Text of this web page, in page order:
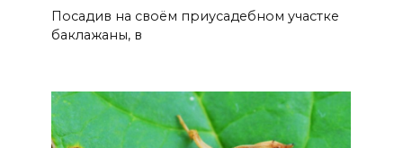
Посадив на своём приусадебном участке
баклажаны, в